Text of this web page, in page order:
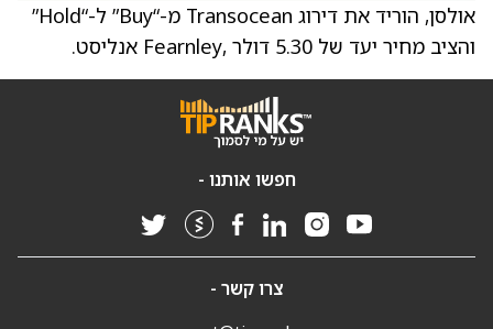
אולסן, הוריד את דירוג Transocean מ-“Buy” ל-“Hold”
והציב מחיר יעד של 5.30 דולר ,Fearnley אנליסט.
חפשו אותנו -
צרו קשר -